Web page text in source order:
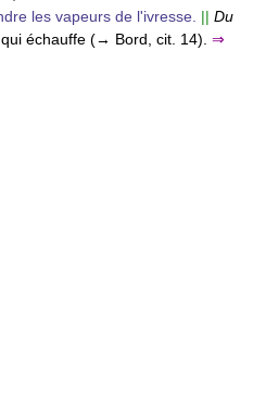
les vapeurs de l'ivresse. || Du
échauffe (→ Bord, cit. 14). ⇒